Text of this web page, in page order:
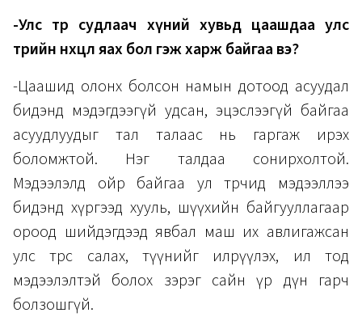
-Улс төр судлаач хүний хувьд цаашдаа улс
төрийн нөхцөл яах бол гэж харж байгаа вэ?
-Цаашид олонх болсон намын дотоод асуудал
бидэнд мэдэгдээгүй удсан, эцэслээгүй байгаа
асуудлуудыг тал талаас нь гаргаж ирэх
боломжтой. Нэг талдаа сонирхолтой.
Мэдээлэлд ойр байгаа ул төрчид мэдээллээ
бидэнд хүргээд хууль, шүүхийн байгууллагаар
ороод шийдэгдээд явбал маш их авлигажсан
улс төрөөс салах, түүнийг илрүүлэх, ил тод
мэдээлэлтэй болох зэрэг сайн үр дүн гарч
болзошгүй.